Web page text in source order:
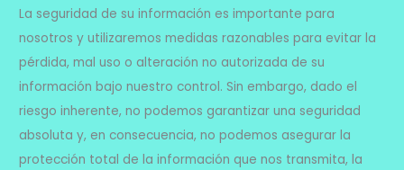
La seguridad de su información es importante para
nosotros y utilizaremos medidas razonables para evitar la
pérdida, mal uso o alteración no autorizada de su
información bajo nuestro control. Sin embargo, dado el
riesgo inherente, no podemos garantizar una seguridad
absoluta y, en consecuencia, no podemos asegurar la
protección total de la información que nos transmita, la